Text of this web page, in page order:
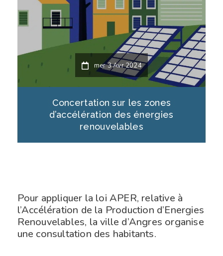
mer 3 Avr 2024
Concertation sur les zones
d’accélération des énergies
renouvelables
Pour appliquer la loi APER, relative à
l’Accélération de la Production d’Energies
Renouvelables, la ville d’Angres organise
une consultation des habitants.